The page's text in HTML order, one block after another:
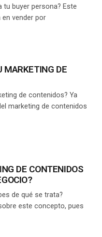
tu buyer persona? Este
vender por
MARKETING DE
de contenidos? Ya
marketing de contenidos
DE CONTENIDOS
de qué se trata?
este concepto, pues